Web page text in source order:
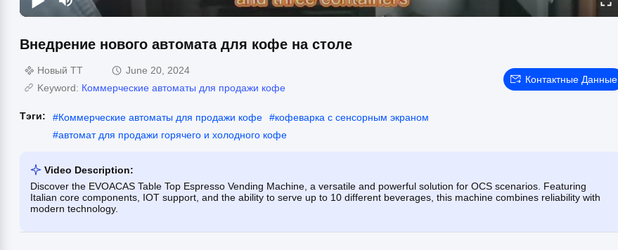
Внедрение нового автомата для кофе на столе
Новый TT
June 20, 2024
Keyword: Коммерческие автоматы для продажи кофе
Контактные Данные
Тэги: #Коммерческие автоматы для продажи кофе #кофеварка с сенсорным экраном
#автомат для продажи горячего и холодного кофе
Video Description:
Discover the EVOACAS Table Top Espresso Vending Machine, a versatile and powerful solution for OCS scenarios. Featuring
Italian core components, IOT support, and the ability to serve up to 10 different beverages, this machine combines reliability with
modern technology.